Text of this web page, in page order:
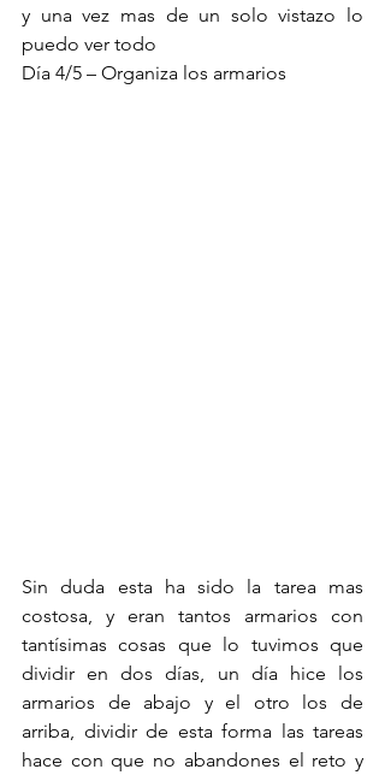
y una vez mas de un solo vistazo lo
puedo ver todo
Día 4/5 – Organiza los armarios
Sin duda esta ha sido la tarea mas
costosa, y eran tantos armarios con
tantísimas cosas que lo tuvimos que
dividir en dos días, un día hice los
armarios de abajo y el otro los de
arriba, dividir de esta forma las tareas
hace con que no abandones el reto y